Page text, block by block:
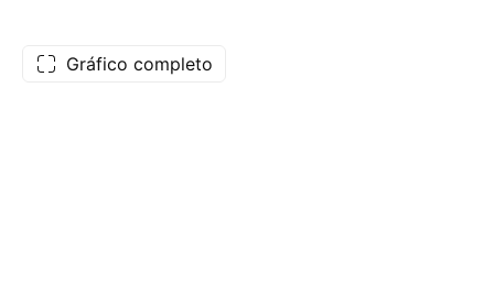
Gráfico completo